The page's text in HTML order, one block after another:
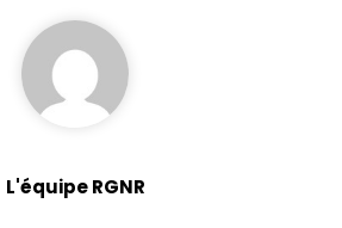
L'équipe RGNR